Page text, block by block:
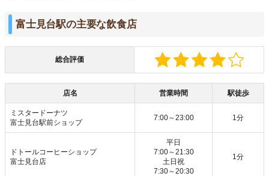
富士見台駅の主要な飲食店
総合評価
店名 営業時間 駅徒歩
ミスタードーナツ
富士見台駅前ショップ
7:00～23:00 1分
ドトールコーヒーショップ
富士見台店
平日
7:00～21:30
土日祝
7:30～20:30
1分